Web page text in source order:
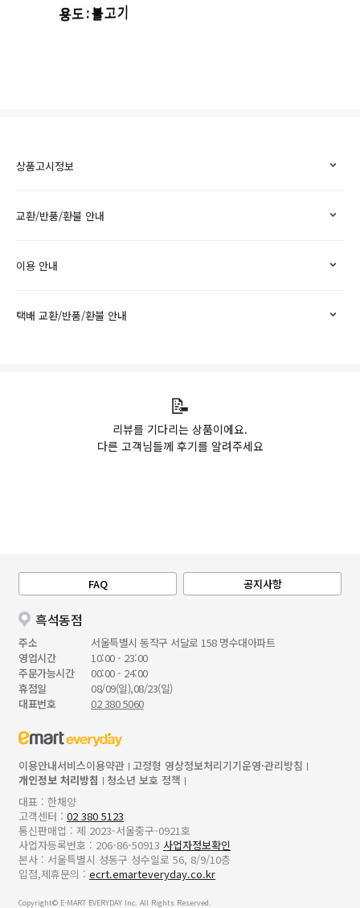
상품고시정보
교환/반품/환불 안내
이용 안내
택배 교환/반품/환불 안내
📝
리뷰를 기다리는 상품이에요.
다른 고객님들께 후기를 알려주세요
FAQ 공지사항
흑석동점
주소
서울특별시 동작구 서달로 158 명수대아파트
영업시간
10:00 - 23:00
주문가능시간
00:00 - 24:00
휴점일
08/09(일),08/23(일)
대표번호
02 380 5060
이용안내서비스이용약관 고정형 영상정보처리기기운영·관리방침
개인정보 처리방침
청소년 보호 정책
대표 : 한채양
고객센터 : 02 380 5123
통신판매업 : 제 2023-서울중구-0921호
사업자등록번호 : 206-86-50913 사업자정보확인
본사 : 서울특별시 성동구 성수일로 56, 8/9/10층
입점,제휴문의 : ecrt.emarteveryday.co.kr
Copyright© E-MART EVERYDAY Inc. All Rights Reserved.